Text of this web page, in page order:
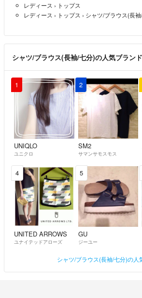
レディース › トップス
レディース › トップス › シャツ/ブラウス(長
シャツ/ブラウス(長袖/七分)の人気ブラン
1
UNIQLO
ユニクロ
2
SM2
サマンサモスモス
4
UNITED ARROWS
ユナイテッドアローズ
5
GU
ジーユー
シャツ/ブラウス(長袖/七分)の